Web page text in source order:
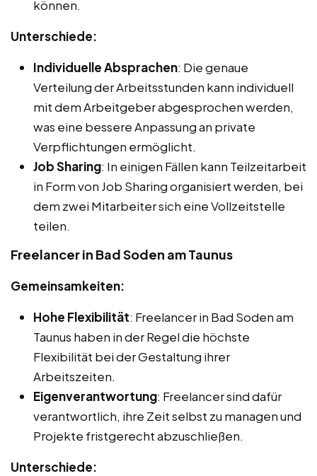
können.
Unterschiede:
Individuelle Absprachen: Die genaue
Verteilung der Arbeitsstunden kann individuell
mit dem Arbeitgeber abgesprochen werden,
was eine bessere Anpassung an private
Verpflichtungen ermöglicht.
Job Sharing: In einigen Fällen kann Teilzeitarbeit
in Form von Job Sharing organisiert werden, bei
dem zwei Mitarbeiter sich eine Vollzeitstelle
teilen.
Freelancer in Bad Soden am Taunus
Gemeinsamkeiten:
Hohe Flexibilität: Freelancer in Bad Soden am
Taunus haben in der Regel die höchste
Flexibilität bei der Gestaltung ihrer
Arbeitszeiten.
Eigenverantwortung: Freelancer sind dafür
verantwortlich, ihre Zeit selbst zu managen und
Projekte fristgerecht abzuschließen.
Unterschiede: